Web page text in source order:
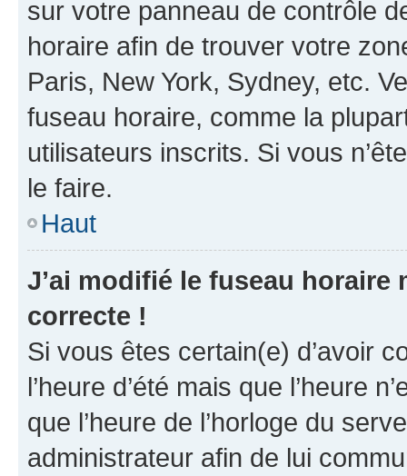
sur votre panneau de contrôle
horaire afin de trouver votre
Paris, New York, Sydney, etc.
fuseau horaire, comme la
utilisateurs inscrits. Si vous
le faire.
Haut
J’ai modifié le fuseau horaire
correcte !
Si vous êtes certain(e) d’avoir
l’heure d’été mais que l’heure
que l’heure de l’horloge du
administrateur afin de lui